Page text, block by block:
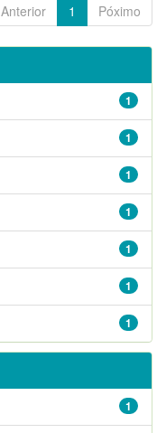
Anterior 1 Póximo
1
1
1
1
1
1
1
1